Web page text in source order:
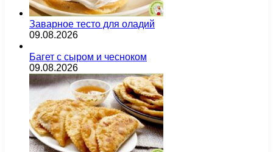
Заварное тесто для оладий
09.08.2026
Багет с сыром и чесноком
09.08.2026